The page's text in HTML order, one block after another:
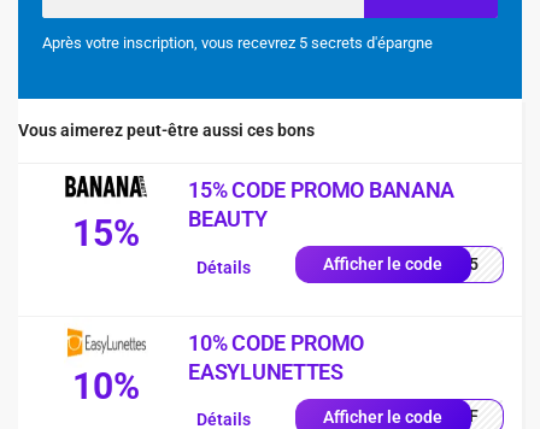
Après votre inscription, vous recevrez 5 secrets d'épargne
Vous aimerez peut-être aussi ces bons
15%
15% CODE PROMO BANANA
BEAUTY
Afficher le codeNA15
Détails
10%
10% CODE PROMO
EASYLUNETTES
Afficher le code0OFF
Détails